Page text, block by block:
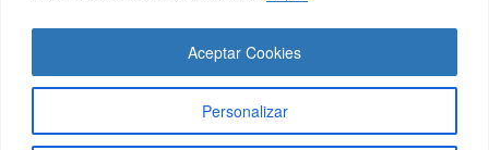
Personalizar
Aceptar Cookies